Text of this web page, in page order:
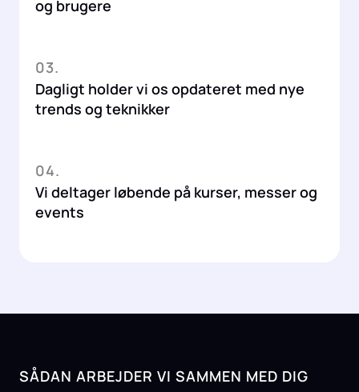
og brugere
03.
Dagligt holder vi os opdateret med nye
trends og teknikker
04.
Vi deltager løbende på kurser, messer og
events
SÅDAN ARBEJDER VI SAMMEN MED DIG